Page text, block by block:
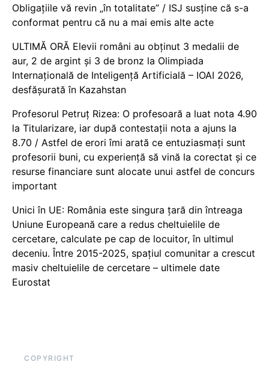
Obligațiile vă revin „în totalitate” / ISJ susține că s-a
conformat pentru că nu a mai emis alte acte
ULTIMĂ ORĂ Elevii români au obținut 3 medalii de
aur, 2 de argint și 3 de bronz la Olimpiada
Internațională de Inteligență Artificială – IOAI 2026,
desfășurată în Kazahstan
Profesorul Petruț Rizea: O profesoară a luat nota 4.90
la Titularizare, iar după contestații nota a ajuns la
8.70 / Astfel de erori îmi arată ce entuziasmați sunt
profesorii buni, cu experiență să vină la corectat și ce
resurse financiare sunt alocate unui astfel de concurs
important
Unici în UE: România este singura țară din întreaga
Uniune Europeană care a redus cheltuielile de
cercetare, calculate pe cap de locuitor, în ultimul
deceniu. Între 2015-2025, spațiul comunitar a crescut
masiv cheltuielile de cercetare – ultimele date
Eurostat
COPYRIGHT